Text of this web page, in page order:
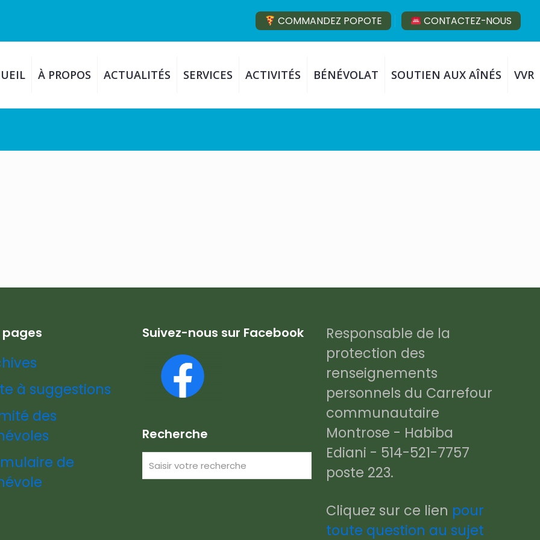
COMMANDEZ POPOTE CONTACTEZ-NOUS
À PROPOS ACTUALITÉS SERVICES ACTIVITÉS BÉNÉVOLAT SOUTIEN AUX AÎNÉS VVR
à suggestions
des
de
Suivez-nous sur Facebook
Recherche
Responsable de la
protection des
renseignements
personnels du Carrefour
communautaire
Montrose - Habiba
Ediani - 514-521-7757
poste 223.
Cliquez sur ce lien pour
toute question au sujet